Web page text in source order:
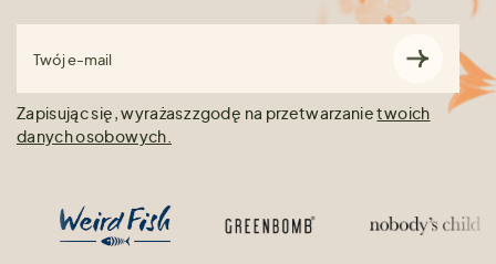
Twój e-mail
Zapisując się, wyrażasz zgodę na przetwarzanietwoich
danych osobowych.